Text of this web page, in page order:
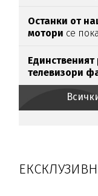
Останки от
мотори се
телевизори